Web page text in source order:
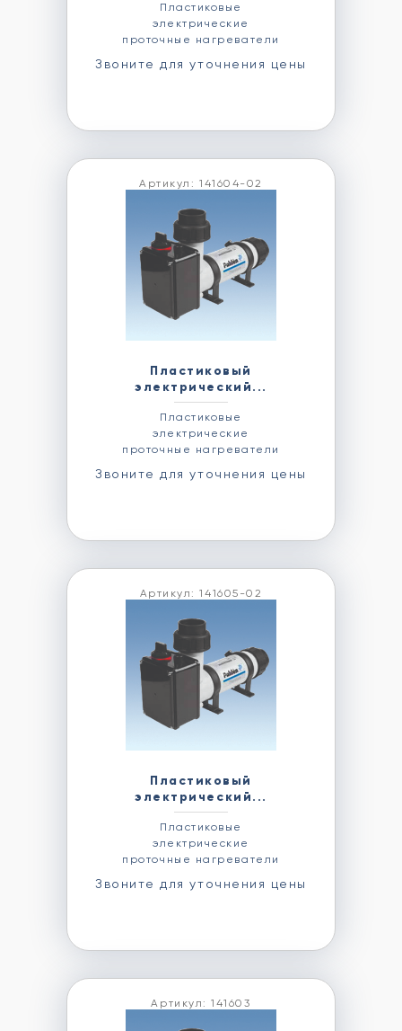
Пластиковые
электрические
проточные нагреватели
Звоните для уточнения цены
Артикул: 141604-02
Пластиковый
электрический...
Пластиковые
электрические
проточные нагреватели
Звоните для уточнения цены
Артикул: 141605-02
Пластиковый
электрический...
Пластиковые
электрические
проточные нагреватели
Звоните для уточнения цены
Артикул: 141603